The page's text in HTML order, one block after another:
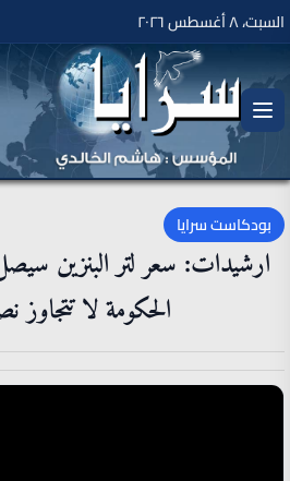
السبت، ٨ أغسطس ٢٠٢٦
بودكاست سرايا
ارشيدات: سعر لتر البنزين
الحكومة لا